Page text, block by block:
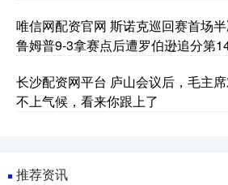
唯信网配资官网 斯诺克巡回赛首场
鲁姆普9-3拿赛点后遭罗伯逊追分第
长沙配资网平台 庐山会议后，毛主
不上气候，看来你跟上了
推荐资讯